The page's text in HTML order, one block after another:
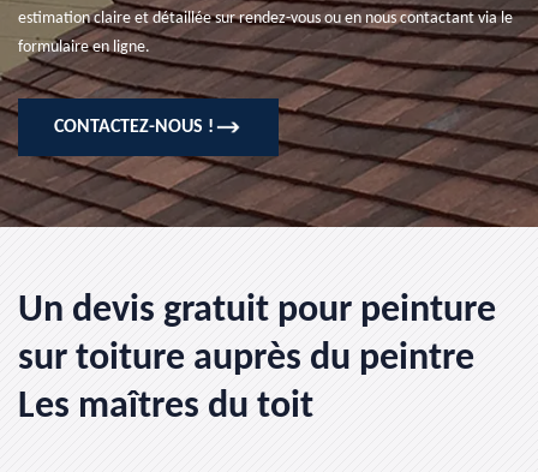
estimation claire et détaillée sur rendez-vous ou en nous contactant via le
formulaire en ligne.
CONTACTEZ-NOUS !
Un devis gratuit pour peinture
sur toiture auprès du peintre
Les maîtres du toit